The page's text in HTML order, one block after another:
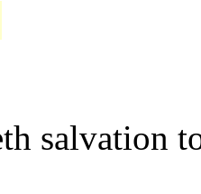
salvation